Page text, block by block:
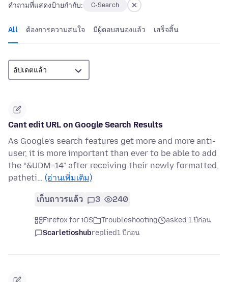
คำถามที่แสดงป้ายกำกับ: C-Search
All ต้องการความสนใจ มีผู้ตอบสนองแล้ว เสร็จสิ้น
Cant edit URL on Google Search Results
As Google’s search features get more and more anti-
user, it is more important than ever to be able to add
the “&UDM=14” after receiving their newly formatted,
patheti… (อ่านเพิ่มเติม)
เก็บถาวรแล้ว 3 240
Firefox for iOS Troubleshooting
asked 1 ปีก่อน
Scarletioshubreplied1 ปีก่อน